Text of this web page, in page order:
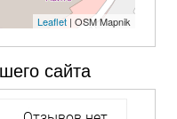
Leaflet| OSM Mapnik
сайта